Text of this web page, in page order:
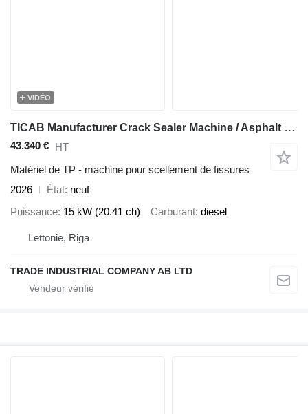
VIDÉO
TICAB Manufacturer Crack Sealer Machine / Asphalt Crack Filler
43.340 € HT
Matériel de TP - machine pour scellement de fissures
2026
État neuf
Puissance 15 kW (20.41 ch) Carburant diesel
Lettonie, Riga
TRADE INDUSTRIAL COMPANY AB LTD